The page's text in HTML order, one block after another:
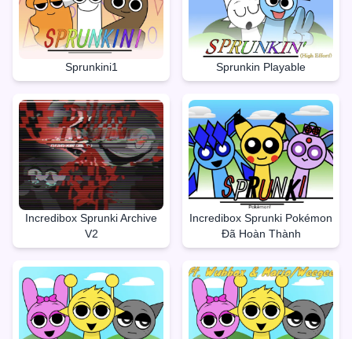
Sprunkini1 Sprunkin Playable
Incredibox Sprunki Archive
V2
Incredibox Sprunki Pokémon
Đã Hoàn Thành